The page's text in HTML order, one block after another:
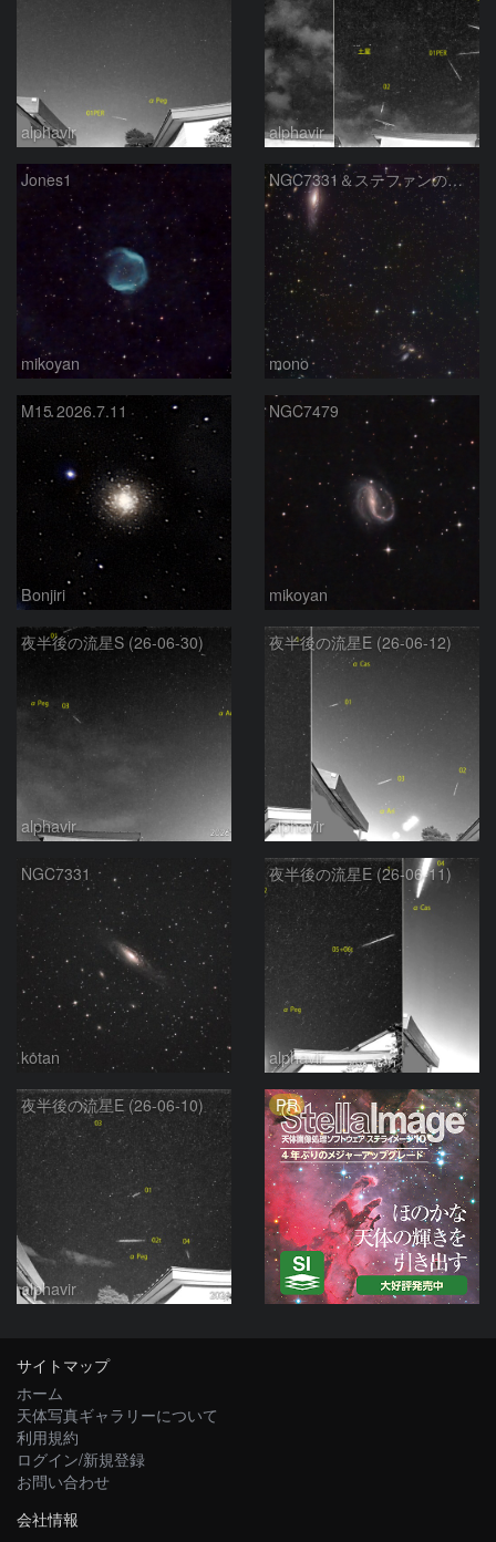
alphavir alphavir
Jones1
mikoyan
NGC7331＆ステファンの五つ子
mono
M15 2026.7.11
Bonjiri
NGC7479
mikoyan
夜半後の流星S (26-06-30)
alphavir
夜半後の流星E (26-06-12)
alphavir
NGC7331
kotan
夜半後の流星E (26-06-11)
alphavir
夜半後の流星E (26-06-10)
alphavir
PR
サイトマップ
ホーム
天体写真ギャラリーについて
利用規約
ログイン/新規登録
お問い合わせ
会社情報